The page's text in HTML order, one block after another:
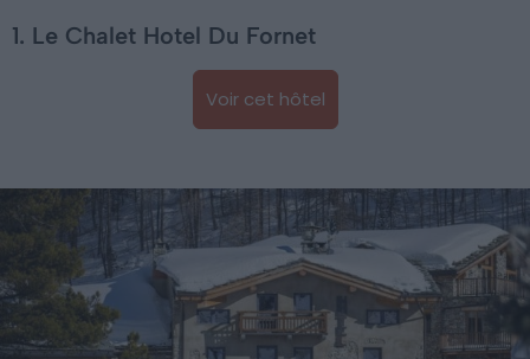
1. Le Chalet Hotel Du Fornet
Voir cet hôtel